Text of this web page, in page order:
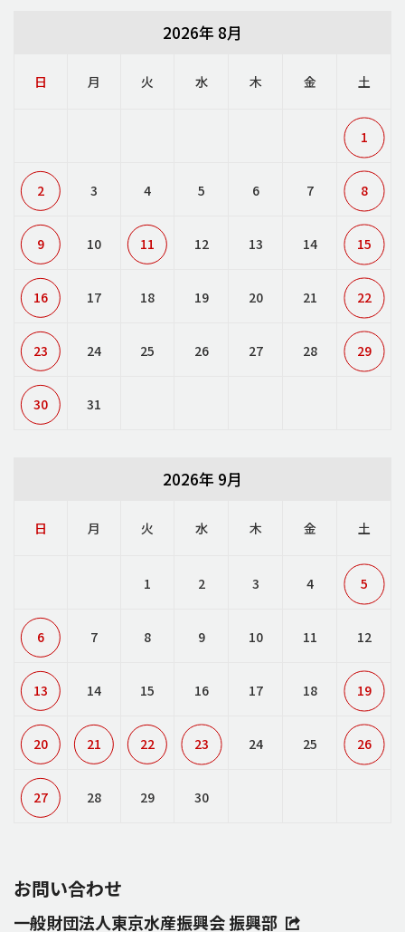
2026年 8月
日 月 火 水 木 金 土
1
2 3 4 5 6 7 8
9 10 11 12 13 14 15
16 17 18 19 20 21 22
23 24 25 26 27 28 29
30 31
2026年 9月
日 月 火 水 木 金 土
1 2 3 4 5
6 7 8 9 10 11 12
13 14 15 16 17 18 19
20 21 22 23 24 25 26
27 28 29 30
お問い合わせ
一般財団法人東京水産振興会 振興部